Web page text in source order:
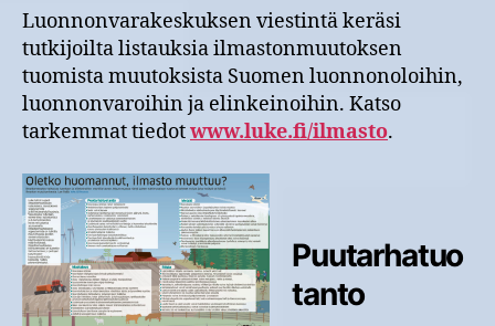
Luonnonvarakeskuksen viestintä keräsi
tutkijoilta listauksia ilmastonmuutoksen
tuomista muutoksista Suomen luonnonoloihin,
luonnonvaroihin ja elinkeinoihin. Katso
tarkemmat tiedotwww.luke.fi/ilmasto.
Puutarhatuo
tanto